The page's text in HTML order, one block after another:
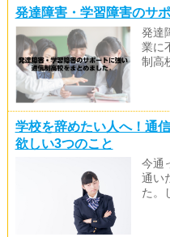
発達障害・学習障害のサ
発達
業に
制高
学校を辞めたい人へ！通
欲しい3つのこと
今通
通い
た。